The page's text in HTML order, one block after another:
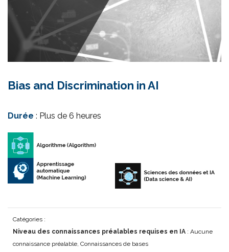
Bias and Discrimination in AI
Durée : Plus de 6 heures
Catégories :
Niveau des connaissances préalables requises en IA : Aucune
connaissance préalable, Connaissances de bases